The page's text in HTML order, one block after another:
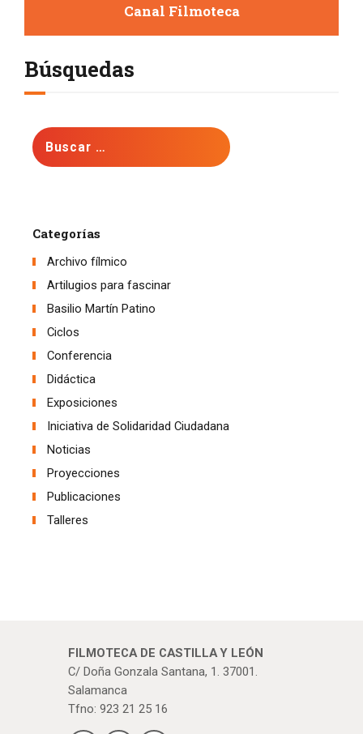
Canal Filmoteca
Búsquedas
Buscar:
Categorías
Archivo fílmico
Artilugios para fascinar
Basilio Martín Patino
Ciclos
Conferencia
Didáctica
Exposiciones
Iniciativa de Solidaridad Ciudadana
Noticias
Proyecciones
Publicaciones
Talleres
FILMOTECA DE CASTILLA Y LEÓN
C/ Doña Gonzala Santana, 1. 37001.
Salamanca
Tfno: 923 21 25 16